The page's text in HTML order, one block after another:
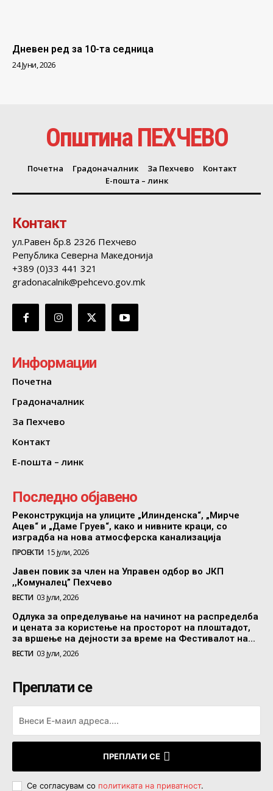
Дневен ред за 10-та седница
24 Јуни, 2026
Општина ПЕХЧЕВО
Почетна Градоначалник За Пехчево
Контакт
Е-пошта – линк
Контакт
ул.Равен бр.8 2326 Пехчево
Република Северна Македонија
+389 (0)33 441 321
gradonacalnik@pehcevo.gov.mk
Информации
Почетна
Градоначалник
За Пехчево
Контакт
Е-пошта – линк
Последно објавено
Реконструкција на улиците „Илинденска“, „Мирче
Ацев“ и „Даме Груев“, како и нивните краци, со
изградба на нова атмосферска канализација
ПРОЕКТИ 15 јули, 2026
Јавен повик за член на Управен одбор во ЈКП
,,Комуналец” Пехчево
ВЕСТИ 03 јули, 2026
Одлука за определување на начинот на распределба
и цената за користење на просторот на плоштадот,
за вршење на дејности за време на Фестивалот на...
ВЕСТИ 03 јули, 2026
Преплати се
ПРЕПЛАТИ СЕ
Се согласувам со политиката на приватност.